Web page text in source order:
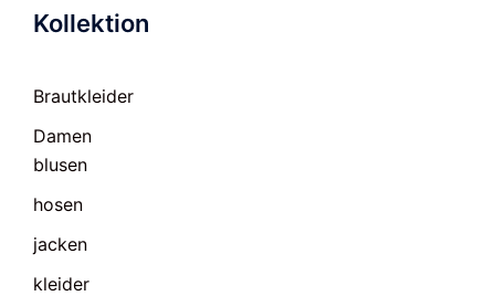
Kollektion
Brautkleider
Damen
blusen
hosen
jacken
kleider